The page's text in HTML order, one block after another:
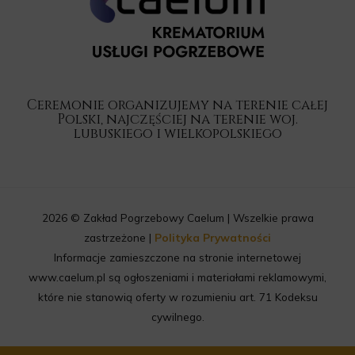
Ceremonie organizujemy na terenie całej
Polski, najczęściej na terenie woj.
lubuskiego i wielkopolskiego
2026 © Zakład Pogrzebowy Caelum | Wszelkie prawa
zastrzeżone | Polityka Prywatności
Informacje zamieszczone na stronie internetowej
www.caelum.pl są ogłoszeniami i materiałami reklamowymi,
które nie stanowią oferty w rozumieniu art. 71 Kodeksu
cywilnego.